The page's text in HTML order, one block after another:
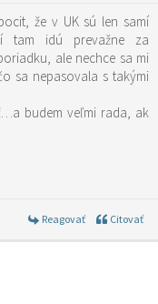
že v UK sú len samí
tam idú prevažne za
ale nechce sa mi
sa nepasovala s takými
budem veľmi rada, ak
Reagovať Citovať